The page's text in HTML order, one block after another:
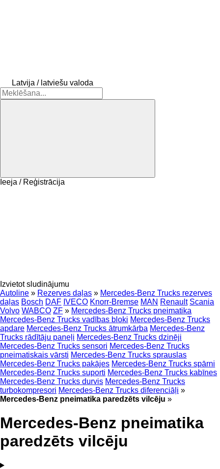
Latvija / latviešu valoda
Ieeja / Reģistrācija
Izvietot sludinājumu
Autoline » Rezerves daļas » Mercedes-Benz Trucks rezerves
daļas Bosch DAF IVECO Knorr-Bremse MAN Renault Scania
Volvo WABCO ZF » Mercedes-Benz Trucks pneimatika
Mercedes-Benz Trucks vadības bloki Mercedes-Benz Trucks
apdare Mercedes-Benz Trucks ātrumkārba Mercedes-Benz
Trucks rādītāju paneļi Mercedes-Benz Trucks dzinēji
Mercedes-Benz Trucks sensori Mercedes-Benz Trucks
pneimatiskais vārsti Mercedes-Benz Trucks sprauslas
Mercedes-Benz Trucks pakājes Mercedes-Benz Trucks spārni
Mercedes-Benz Trucks suporti Mercedes-Benz Trucks kabīnes
Mercedes-Benz Trucks durvis Mercedes-Benz Trucks
turbokompresori Mercedes-Benz Trucks diferenciāļi »
Mercedes-Benz pneimatika paredzēts vilcēju »
Mercedes-Benz pneimatika
paredzēts vilcēju